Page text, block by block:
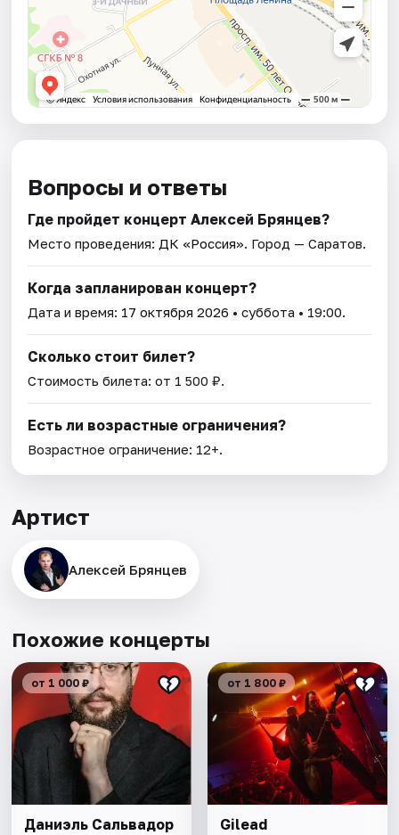
Вопросы и ответы
Где пройдет концерт Алексей Брянцев?
Место проведения: ДК «Россия». Город — Саратов.
Когда запланирован концерт?
Дата и время: 17 октября 2026 • суббота • 19:00.
Сколько стоит билет?
Стоимость билета: от 1 500 ₽.
Есть ли возрастные ограничения?
Возрастное ограничение: 12+.
Артист
Алексей Брянцев
Похожие концерты
от 1 000 ₽
Даниэль Сальвадор
от 1 800 ₽
Gilead